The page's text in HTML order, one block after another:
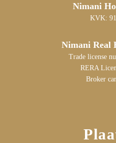
Nimani
KVK:
Nimani Real
Trade license
RERA
Broker